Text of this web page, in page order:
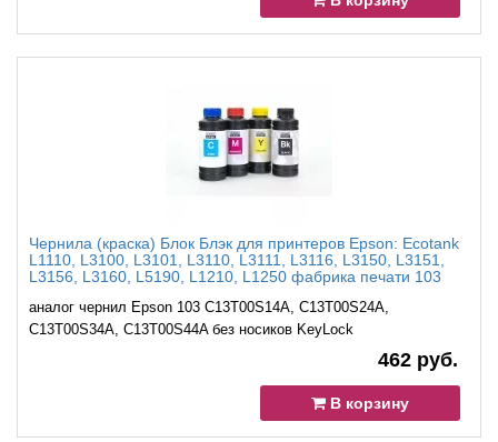
Чернила (краска) Блок Блэк для принтеров Epson: Ecotank
L1110, L3100, L3101, L3110, L3111, L3116, L3150, L3151,
L3156, L3160, L5190, L1210, L1250 фабрика печати 103
аналог чернил Epson 103 C13T00S14A, C13T00S24A,
C13T00S34A, C13T00S44A без носиков KeyLock
462 руб.
В корзину